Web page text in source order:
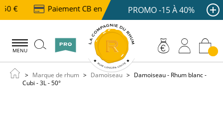
€ Paiement CB en 3 ou 4x dès 100 €PROMO -15 À 40%
MENU
Marque de rhum Damoiseau
Damoiseau - Rhum blanc -
Cubi - 3L - 50°